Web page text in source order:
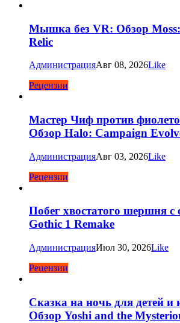
Мышка без VR: Обзор
Relic
АдминистрацияАвг 08, 2026Like
Рецензии
Мастер Чиф против
Обзор Halo: Campaign
АдминистрацияАвг 03, 2026Like
Рецензии
Побег хвостатого шершня с
Gothic 1 Remake
АдминистрацияИюл 30, 2026Like
Рецензии
Сказка на ночь для детей и
Обзор Yoshi and the